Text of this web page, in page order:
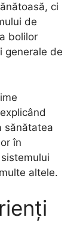
ci
de
bolilor
generale de
sănătatea
în
altele.